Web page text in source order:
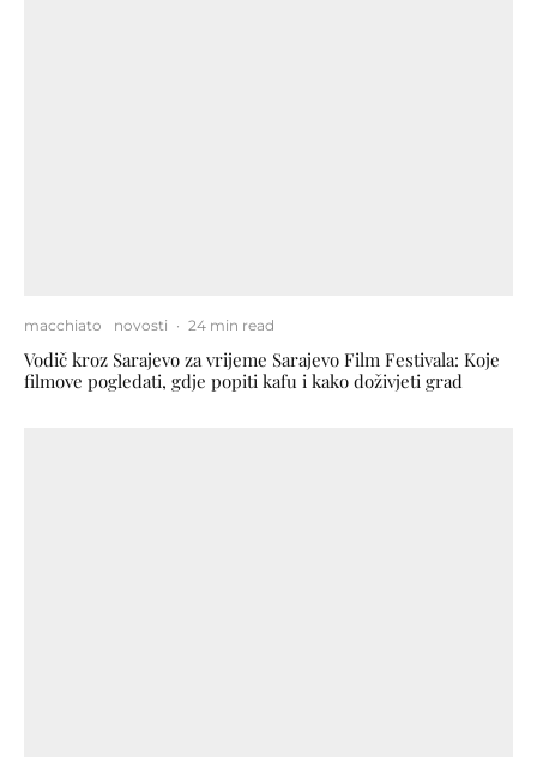
macchiato novosti · 24 min read
Vodič kroz Sarajevo za vrijeme Sarajevo Film Festivala: Koje
filmove pogledati, gdje popiti kafu i kako doživjeti grad